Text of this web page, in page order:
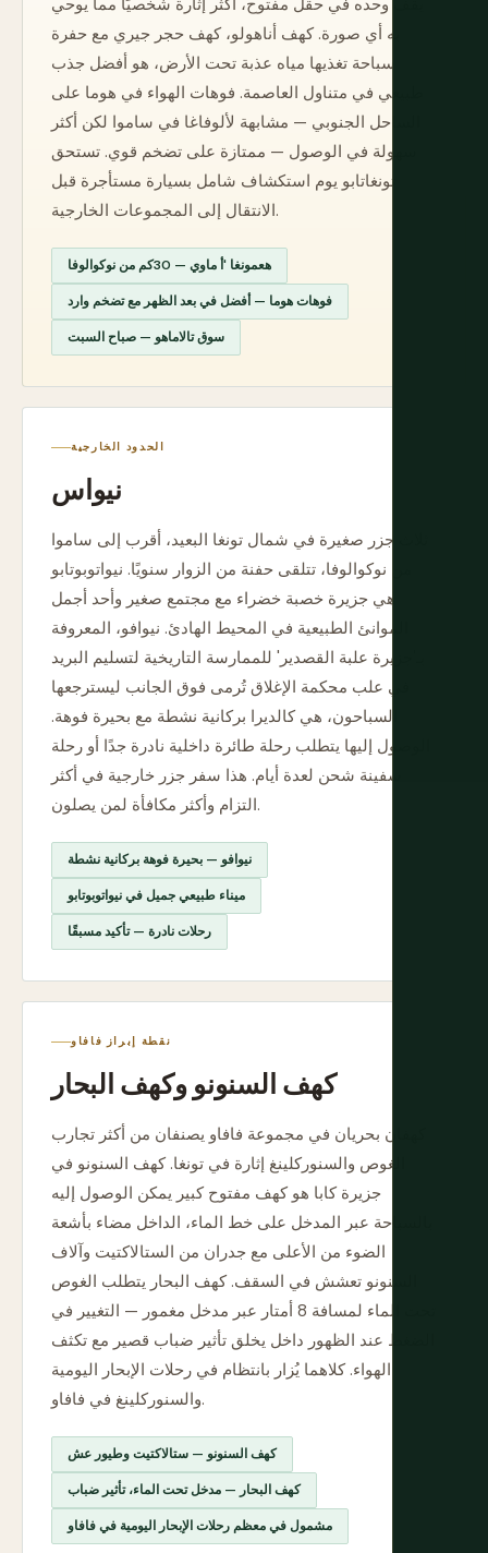
يقف وحده في حقل مفتوح، أكثر إثارة شخصيًا مما يوحي
به أي صورة. كهف أناهولو، كهف حجر جيري مع حفرة
سباحة تغذيها مياه عذبة تحت الأرض، هو أفضل جذب
طبيعي في متناول العاصمة. فوهات الهواء في هوما على
الساحل الجنوبي — مشابهة لألوفاغا في ساموا لكن أكثر
سهولة في الوصول — ممتازة على تضخم قوي. تستحق
تونغاتابو يوم استكشاف شامل بسيارة مستأجرة قبل
الانتقال إلى المجموعات الخارجية.
هعمونغا 'أ ماوي — 30كم من نوكوالوفا
فوهات هوما — أفضل في بعد الظهر مع تضخم وارد
سوق تالاماهو — صباح السبت
الحدود الخارجية
نيواس
ثلاث جزر صغيرة في شمال تونغا البعيد، أقرب إلى ساموا
من نوكوالوفا، تتلقى حفنة من الزوار سنويًا. نيواتوبوتابو
هي جزيرة خصبة خضراء مع مجتمع صغير وأحد أجمل
الموانئ الطبيعية في المحيط الهادئ. نيوافو، المعروفة
بـ'جزيرة علبة القصدير' للممارسة التاريخية لتسليم البريد
في علب محكمة الإغلاق تُرمى فوق الجانب ليسترجعها
السباحون، هي كالديرا بركانية نشطة مع بحيرة فوهة.
الوصول إليها يتطلب رحلة طائرة داخلية نادرة جدًا أو رحلة
سفينة شحن لعدة أيام. هذا سفر جزر خارجية في أكثر
التزام وأكثر مكافأة لمن يصلون.
نيوافو — بحيرة فوهة بركانية نشطة
ميناء طبيعي جميل في نيواتوبوتابو
رحلات نادرة — تأكيد مسبقًا
نقطة إبراز فافاو
كهف السنونو وكهف البحار
كهفان بحريان في مجموعة فافاو يصنفان من أكثر تجارب
الغوص والسنوركلينغ إثارة في تونغا. كهف السنونو في
جزيرة كابا هو كهف مفتوح كبير يمكن الوصول إليه
بالسباحة عبر المدخل على خط الماء، الداخل مضاء بأشعة
الضوء من الأعلى مع جدران من الستالاكتيت وآلاف
السنونو تعشش في السقف. كهف البحار يتطلب الغوص
تحت الماء لمسافة 8 أمتار عبر مدخل مغمور — التغيير في
الضغط عند الظهور داخل يخلق تأثير ضباب قصير مع تكثف
الهواء. كلاهما يُزار بانتظام في رحلات الإبحار اليومية
والسنوركلينغ في فافاو.
كهف السنونو — ستالاكتيت وطيور عش
كهف البحار — مدخل تحت الماء، تأثير ضباب
مشمول في معظم رحلات الإبحار اليومية في فافاو